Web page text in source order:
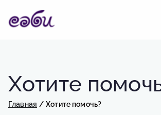
хирургия»
Хотите
Главная Хотите помочь?